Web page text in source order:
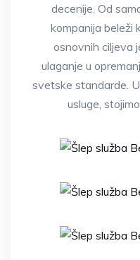
decenije. Od
kompanija beleži
osnovnih ciljeva
ulaganje u
svetske standarde.
usluge,